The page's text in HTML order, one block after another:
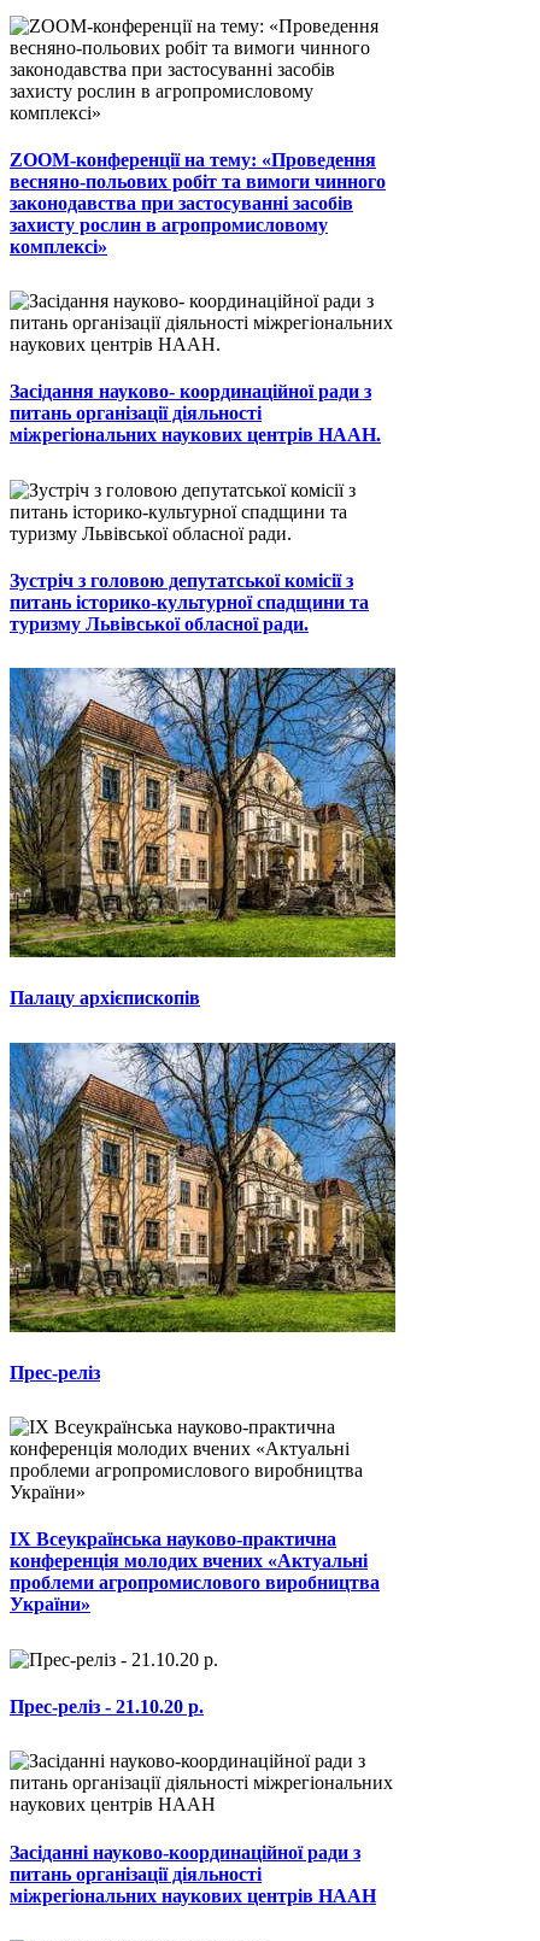
ZOOM-конференції на тему: «Проведення
весняно-польових робіт та вимоги чинного
законодавства при застосуванні засобів
захисту рослин в агропромисловому
комплексі»
Засідання науково- координаційної ради з
питань організації діяльності
міжрегіональних наукових центрів НААН.
Зустріч з головою депутатської комісії з
питань історико-культурної спадщини та
туризму Львівської обласної ради.
Палацу архієпископів
Прес-реліз
ІХ Всеукраїнська науково-практична
конференція молодих вчених «Актуальні
проблеми агропромислового виробництва
України»
Прес-реліз - 21.10.20 р.
Засіданні науково-координаційної ради з
питань організації діяльності
міжрегіональних наукових центрів НААН